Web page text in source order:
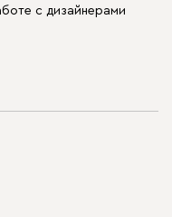
с дизайнерами